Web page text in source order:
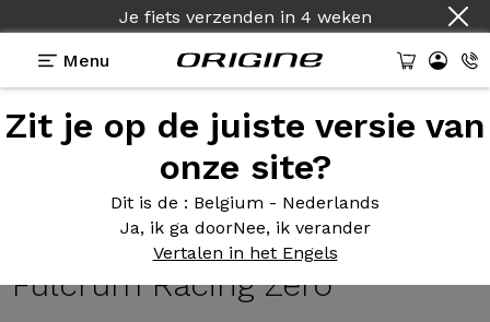
Je fiets verzenden in 4 weken
Menu
Zit je op de juiste versie van
onze site?
Dit is de : Belgium - Nederlands
Ja, ik ga doorNee, ik verander
Vertalen in het Engels
Getuigenissen>Axxome II GT - Shimano Ultegra
R8000 - Roues Fulcrum Racing Zéro
Axxome IIGT - Shimano
Ultegra R8000 - Roues
Fulcrum Racing Zéro